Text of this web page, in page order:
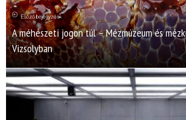
Előző bejegyzés
A méhészeti jogon túl – Mézmúzeum és
Vizsolyban